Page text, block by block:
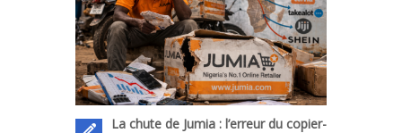
La chute de Jumia : l’erreur du copier-